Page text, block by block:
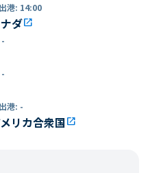
出港: 14:00
ダopen_in_new
-
-
出港: -
リカ合衆国open_in_new